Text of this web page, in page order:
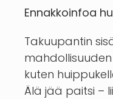
Ennakkoinfoa
Takuupantin
kuten
Älä jää paitsi –